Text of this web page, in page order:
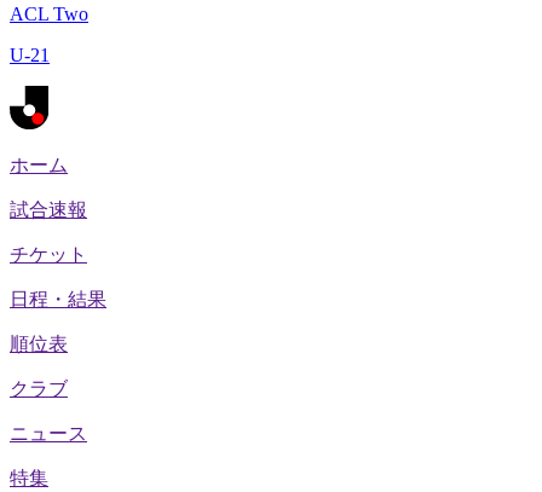
ACL Two
U-21
ホーム
試合速報
チケット
日程・結果
順位表
クラブ
ニュース
特集